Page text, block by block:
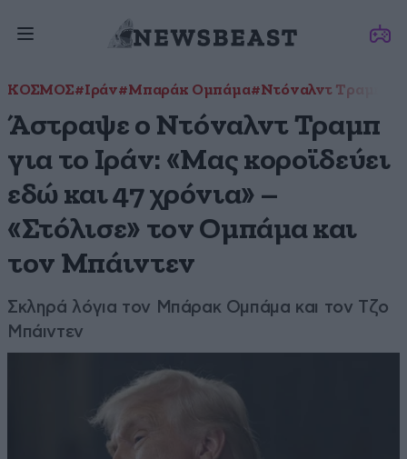
ΚΟΣΜΟΣ#Ιράν#Μπαράκ Ομπάμα#Ντόναλντ Τραμπ
Άστραψε ο Ντόναλντ Τραμπ
για το Ιράν: «Μας κοροϊδεύει
εδώ και 47 χρόνια» –
«Στόλισε» τον Ομπάμα και
τον Μπάιντεν
Σκληρά λόγια τον Μπάρακ Ομπάμα και τον Τζο
Μπάιντεν